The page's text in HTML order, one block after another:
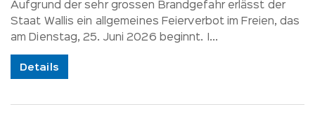
Aufgrund der sehr grossen Brandgefahr erlässt der
Staat Wallis ein allgemeines Feierverbot im Freien, das
am Dienstag, 25. Juni 2026 beginnt. I...
Details